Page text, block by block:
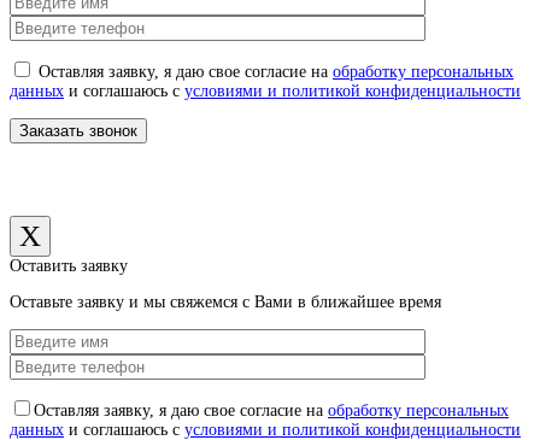
Оставляя заявку, я даю свое согласие на обработку персональных
данных и соглашаюсь с условиями и политикой конфиденциальности
X
Оставить заявку
Оставьте заявку и мы свяжемся с Вами в ближайшее время
Оставляя заявку, я даю свое согласие на обработку персональных
данных и соглашаюсь с условиями и политикой конфиденциальности